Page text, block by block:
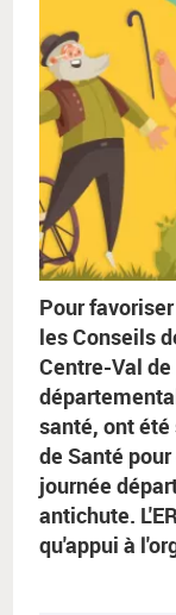
Pour
les Conseils
Centre-Val
santé, ont
de Santé
journée
antichute.
qu'appui à